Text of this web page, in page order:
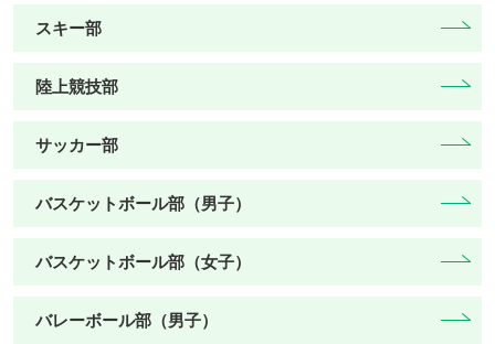
スキー部
陸上競技部
サッカー部
バスケットボール部（男子）
バスケットボール部（女子）
バレーボール部（男子）